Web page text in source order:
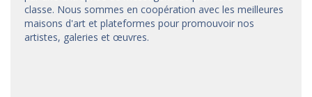
classe. Nous sommes en coopération avec les meilleures
maisons d'art et plateformes pour promouvoir nos
artistes, galeries et œuvres.